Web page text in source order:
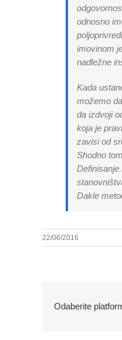
odnosno
imovinom
nadležne
Kada
možemo
da izdvoji
koja je
zavisi od
Shodno
Definisanje
Dakle
22/06/2016
Odaberite